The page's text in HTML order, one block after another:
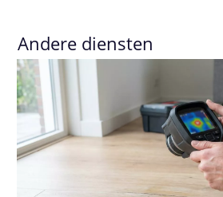
Andere diensten